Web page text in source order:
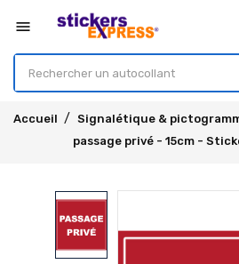
menu
Accueil Signalétique &
passage privé - 15cm -